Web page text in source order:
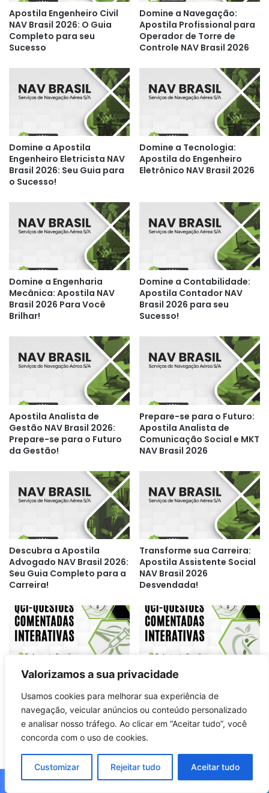
Valorizamos a sua privacidade
Usamos cookies para melhorar sua experiência de
navegação, veicular anúncios ou conteúdo personalizado
e analisar nosso tráfego. Ao clicar em “Aceitar tudo”, você
concorda com o uso de cookies.
Customizar Rejeitar tudo Aceitar tudo
Apostila Engenheiro Civil
NAV Brasil 2026: O Guia
Completo para seu
Sucesso
Domine a Navegação:
Apostila Profissional para
Operador de Torre de
Controle NAV Brasil 2026
Domine a Apostila
Engenheiro Eletricista NAV
Brasil 2026: Seu Guia para
o Sucesso!
Domine a Tecnologia:
Apostila do Engenheiro
Eletrônico NAV Brasil 2026
Domine a Engenharia
Mecânica: Apostila NAV
Brasil 2026 Para Você
Brilhar!
Domine a Contabilidade:
Apostila Contador NAV
Brasil 2026 para seu
Sucesso!
Apostila Analista de
Gestão NAV Brasil 2026:
Prepare-se para o Futuro
da Gestão!
Prepare-se para o Futuro:
Apostila Analista de
Comunicação Social e MKT
NAV Brasil 2026
Descubra a Apostila
Advogado NAV Brasil 2026:
Seu Guia Completo para a
Carreira!
Transforme sua Carreira:
Apostila Assistente Social
NAV Brasil 2026
Desvendada!
Questões Comentadas:
Prepare-se para o QCI
Técnico de Enfermagem!
Questões Comentadas
Interativas para
Concursos!